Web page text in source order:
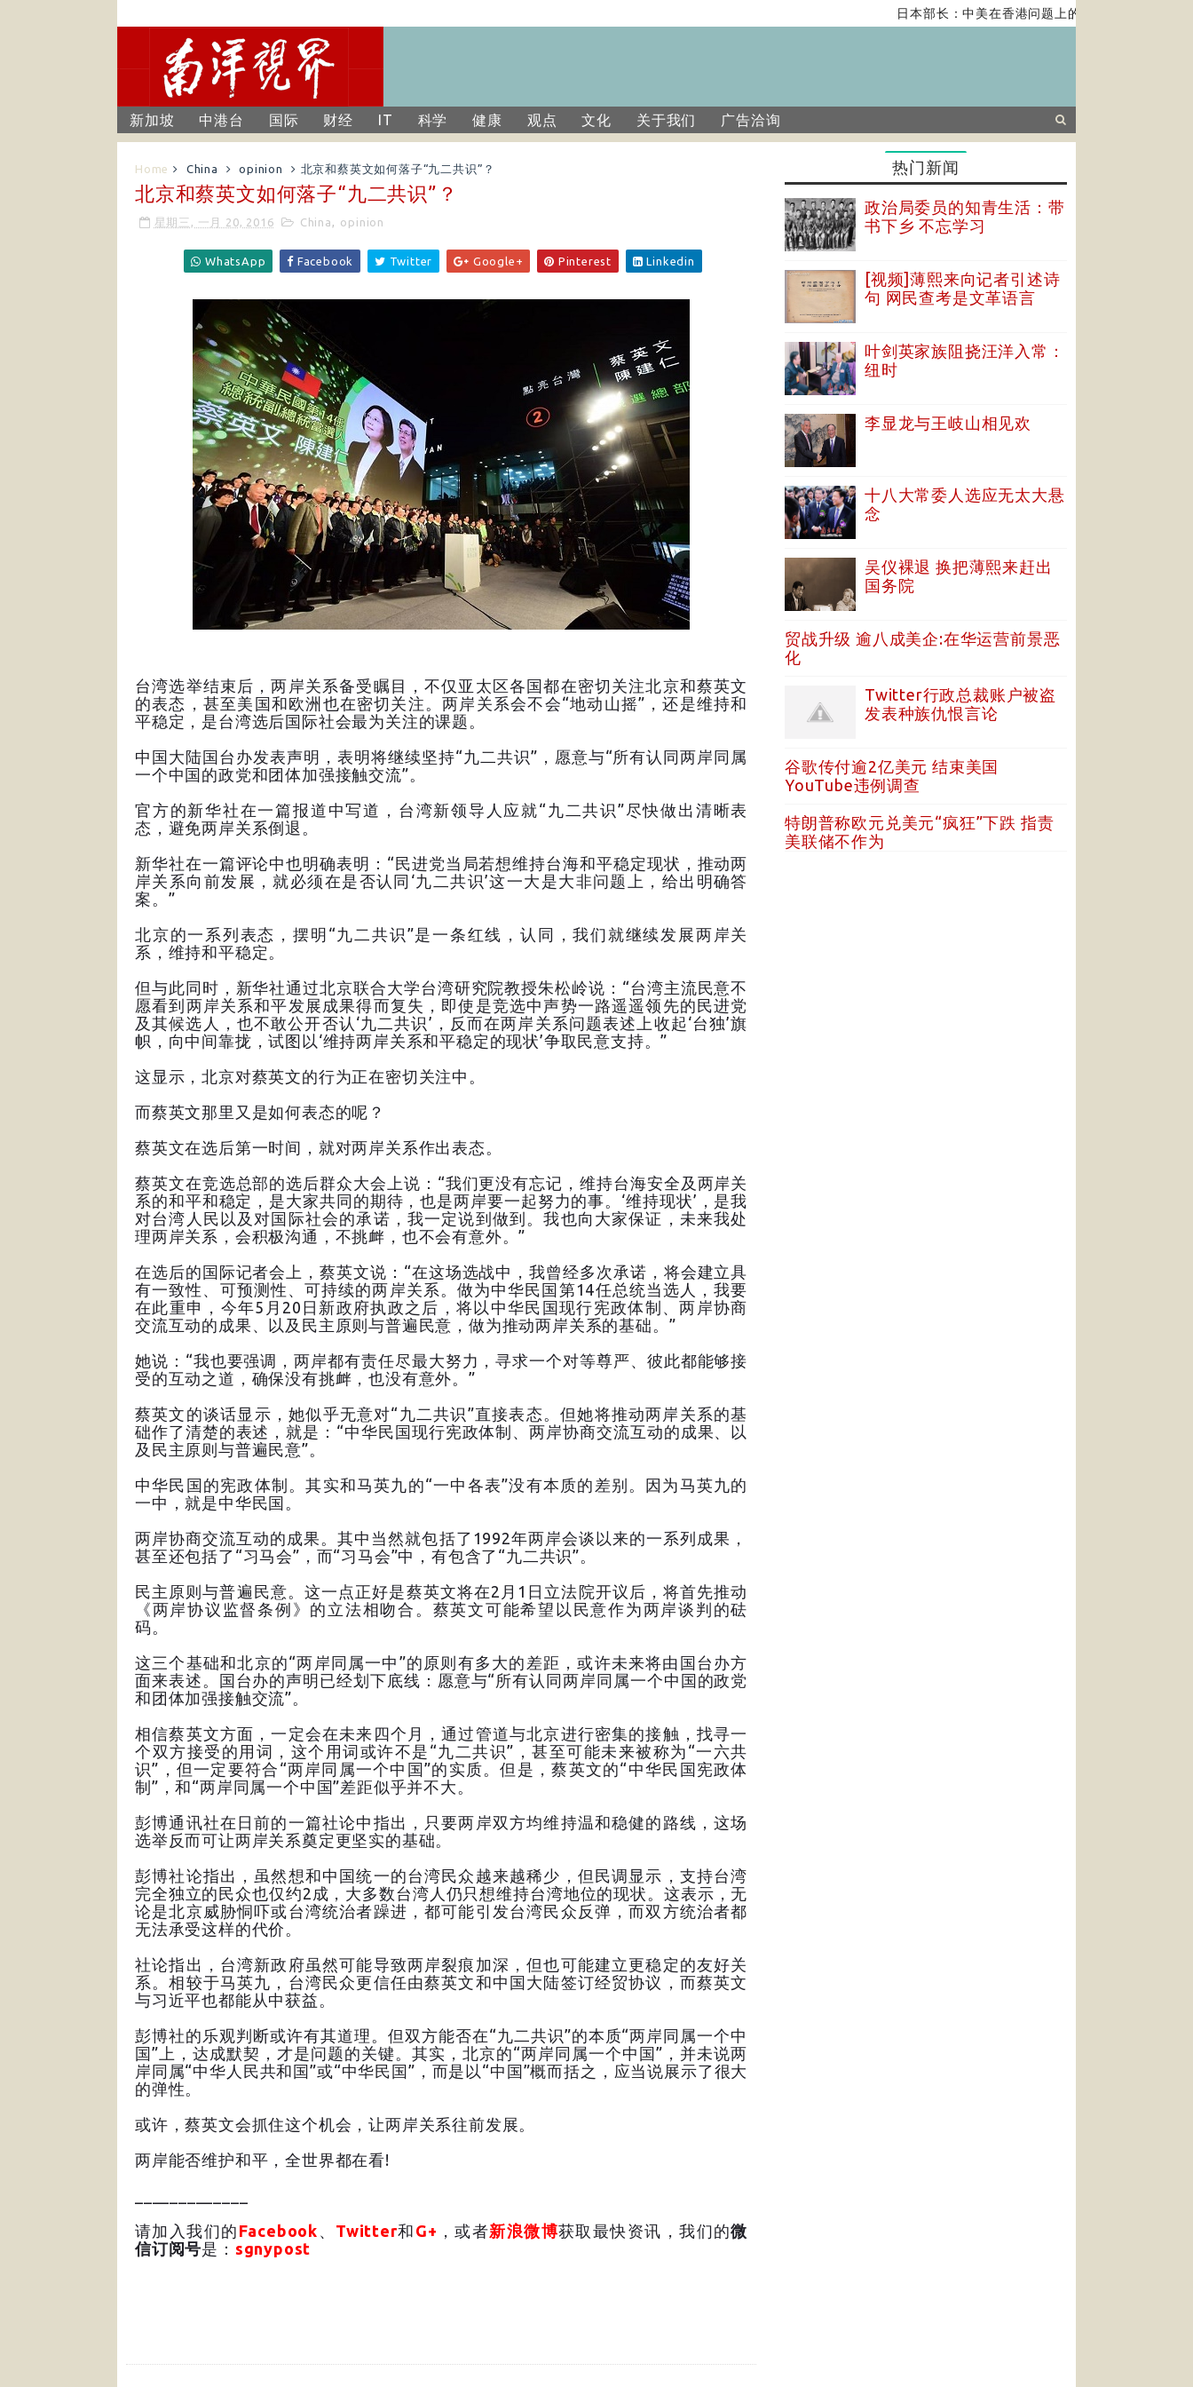
日本部长：中美在香港问题上的紧张关系对全球经济构
新加坡 中港台 国际 财经 IT 科学 健康 观点 文化 关于我们 广告洽询
Home China opinion 北京和蔡英文如何落子“九二共识”？
北京和蔡英文如何落子“九二共识”？
星期三, 一月 20, 2016 China , opinion
WhatsApp Facebook Twitter Google+ Pinterest Linkedin
台湾选举结束后，两岸关系备受瞩目，不仅亚太区各国都在密切关注北京和蔡英文
的表态，甚至美国和欧洲也在密切关注。两岸关系会不会“地动山摇”，还是维持和
平稳定，是台湾选后国际社会最为关注的课题。
中国大陆国台办发表声明，表明将继续坚持“九二共识”，愿意与“所有认同两岸同属
一个中国的政党和团体加强接触交流”。
官方的新华社在一篇报道中写道，台湾新领导人应就“九二共识”尽快做出清晰表
态，避免两岸关系倒退。
新华社在一篇评论中也明确表明：“民进党当局若想维持台海和平稳定现状，推动两
岸关系向前发展，就必须在是否认同‘九二共识’这一大是大非问题上，给出明确答
案。”
北京的一系列表态，摆明“九二共识”是一条红线，认同，我们就继续发展两岸关
系，维持和平稳定。
但与此同时，新华社通过北京联合大学台湾研究院教授朱松岭说：“台湾主流民意不
愿看到两岸关系和平发展成果得而复失，即使是竞选中声势一路遥遥领先的民进党
及其候选人，也不敢公开否认‘九二共识’，反而在两岸关系问题表述上收起‘台独’旗
帜，向中间靠拢，试图以‘维持两岸关系和平稳定的现状’争取民意支持。”
这显示，北京对蔡英文的行为正在密切关注中。
而蔡英文那里又是如何表态的呢？
蔡英文在选后第一时间，就对两岸关系作出表态。
蔡英文在竞选总部的选后群众大会上说：“我们更没有忘记，维持台海安全及两岸关
系的和平和稳定，是大家共同的期待，也是两岸要一起努力的事。‘维持现状’，是我
对台湾人民以及对国际社会的承诺，我一定说到做到。我也向大家保证，未来我处
理两岸关系，会积极沟通，不挑衅，也不会有意外。”
在选后的国际记者会上，蔡英文说：“在这场选战中，我曾经多次承诺，将会建立具
有一致性、可预测性、可持续的两岸关系。做为中华民国第14任总统当选人，我要
在此重申，今年5月20日新政府执政之后，将以中华民国现行宪政体制、两岸协商
交流互动的成果、以及民主原则与普遍民意，做为推动两岸关系的基础。”
她说：“我也要强调，两岸都有责任尽最大努力，寻求一个对等尊严、彼此都能够接
受的互动之道，确保没有挑衅，也没有意外。”
蔡英文的谈话显示，她似乎无意对“九二共识”直接表态。但她将推动两岸关系的基
础作了清楚的表述，就是：“中华民国现行宪政体制、两岸协商交流互动的成果、以
及民主原则与普遍民意”。
中华民国的宪政体制。其实和马英九的“一中各表”没有本质的差别。因为马英九的
一中，就是中华民国。
两岸协商交流互动的成果。其中当然就包括了1992年两岸会谈以来的一系列成果，
甚至还包括了“习马会”，而“习马会”中，有包含了“九二共识”。
民主原则与普遍民意。这一点正好是蔡英文将在2月1日立法院开议后，将首先推动
《两岸协议监督条例》的立法相吻合。蔡英文可能希望以民意作为两岸谈判的砝
码。
这三个基础和北京的“两岸同属一中”的原则有多大的差距，或许未来将由国台办方
面来表述。国台办的声明已经划下底线：愿意与“所有认同两岸同属一个中国的政党
和团体加强接触交流”。
相信蔡英文方面，一定会在未来四个月，通过管道与北京进行密集的接触，找寻一
个双方接受的用词，这个用词或许不是“九二共识”，甚至可能未来被称为“一六共
识”，但一定要符合“两岸同属一个中国”的实质。但是，蔡英文的“中华民国宪政体
制”，和“两岸同属一个中国”差距似乎并不大。
彭博通讯社在日前的一篇社论中指出，只要两岸双方均维持温和稳健的路线，这场
选举反而可让两岸关系奠定更坚实的基础。
彭博社论指出，虽然想和中国统一的台湾民众越来越稀少，但民调显示，支持台湾
完全独立的民众也仅约2成，大多数台湾人仍只想维持台湾地位的现状。这表示，无
论是北京威胁恫吓或台湾统治者躁进，都可能引发台湾民众反弹，而双方统治者都
无法承受这样的代价。
社论指出，台湾新政府虽然可能导致两岸裂痕加深，但也可能建立更稳定的友好关
系。相较于马英九，台湾民众更信任由蔡英文和中国大陆签订经贸协议，而蔡英文
与习近平也都能从中获益。
彭博社的乐观判断或许有其道理。但双方能否在“九二共识”的本质“两岸同属一个中
国”上，达成默契，才是问题的关键。其实，北京的“两岸同属一个中国”，并未说两
岸同属“中华人民共和国”或“中华民国”，而是以“中国”概而括之，应当说展示了很大
的弹性。
或许，蔡英文会抓住这个机会，让两岸关系往前发展。
两岸能否维护和平，全世界都在看!
请加入我们的 Facebook 、 Twitter和 G+ ，或者新浪微博获取最快资讯，我们的微
信订阅号是： sgnypost
热门新闻
政治局委员的知青生活：带
书下乡 不忘学习
[视频]薄熙来向记者引述诗
句 网民查考是文革语言
叶剑英家族阻挠汪洋入常：
纽时
李显龙与王岐山相见欢
十八大常委人选应无太大悬
念
吴仪裸退 换把薄熙来赶出
国务院
贸战升级 逾八成美企:在华运营前景恶
化
Twitter行政总裁账户被盗
发表种族仇恨言论
谷歌传付逾2亿美元 结束美国
YouTube违例调查
特朗普称欧元兑美元“疯狂”下跌 指责
美联储不作为